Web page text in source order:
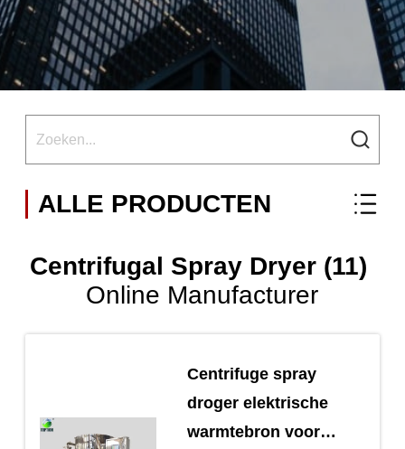
ALLE PRODUCTEN
Centrifugal Spray Dryer (11)
Online Manufacturer
Centrifuge spray
droger elektrische
warmtebron voor